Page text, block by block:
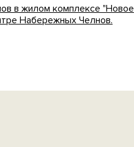
в жилом комплексе "Новое
Набережных Челнов.